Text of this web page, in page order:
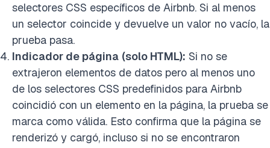
selectores CSS específicos de Airbnb. Si al menos
un selector coincide y devuelve un valor no vacío, la
prueba pasa.
Indicador de página (solo HTML): Si no se
extrajeron elementos de datos pero al menos uno
de los selectores CSS predefinidos para Airbnb
coincidió con un elemento en la página, la prueba se
marca como válida. Esto confirma que la página se
renderizó y cargó, incluso si no se encontraron